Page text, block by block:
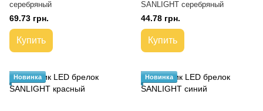
серебряный
69.73 грн.
Купить
SANLIGHT серебряный
44.78 грн.
Купить
Новинка Новинка